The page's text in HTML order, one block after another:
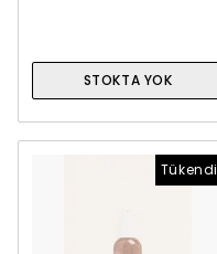
STOKTA YOK
Tükendi